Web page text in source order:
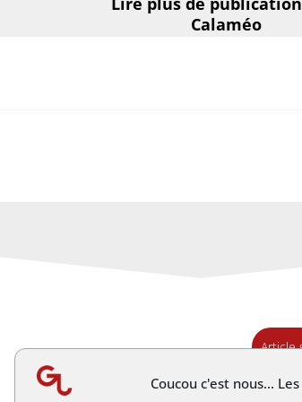
Coucou c'est nous...
Calaméo
Article